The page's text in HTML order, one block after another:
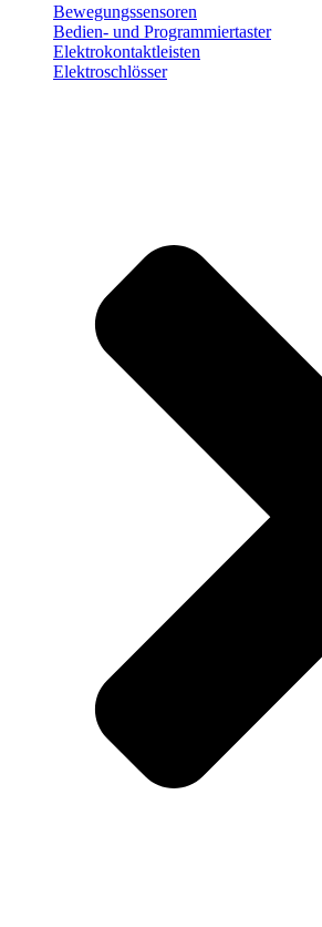
Bewegungssensoren
Bedien- und Programmiertaster
Elektrokontaktleisten
Elektroschlösser